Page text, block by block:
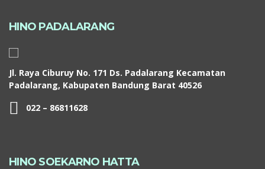
HINO PADALARANG
Jl. Raya Ciburuy No. 171 Ds. Padalarang Kecamatan
Padalarang, Kabupaten Bandung Barat 40526
022 – 86811628
HINO SOEKARNO HATTA